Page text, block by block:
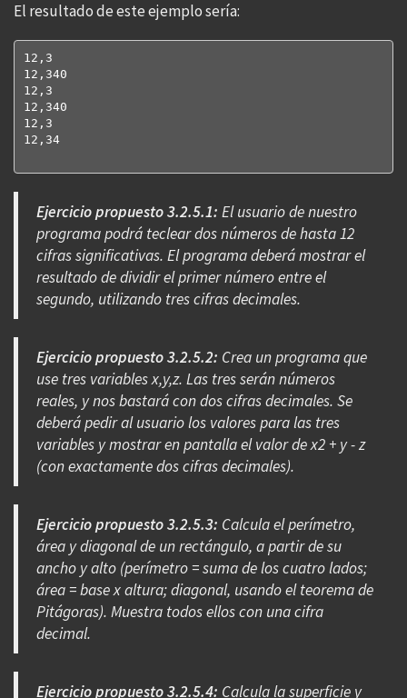
El resultado de este ejemplo sería:
12,3
12,340
12,3
12,340
12,3
12,34
Ejercicio propuesto 3.2.5.1: El usuario de nuestro
programa podrá teclear dos números de hasta 12
cifras significativas. El programa deberá mostrar el
resultado de dividir el primer número entre el
segundo, utilizando tres cifras decimales.
Ejercicio propuesto 3.2.5.2: Crea un programa que
use tres variables x,y,z. Las tres serán números
reales, y nos bastará con dos cifras decimales. Se
deberá pedir al usuario los valores para las tres
variables y mostrar en pantalla el valor de x2 + y - z
(con exactamente dos cifras decimales).
Ejercicio propuesto 3.2.5.3: Calcula el perímetro,
área y diagonal de un rectángulo, a partir de su
ancho y alto (perímetro = suma de los cuatro lados;
área = base x altura; diagonal, usando el teorema de
Pitágoras). Muestra todos ellos con una cifra
decimal.
Ejercicio propuesto 3.2.5.4: Calcula la superficie y